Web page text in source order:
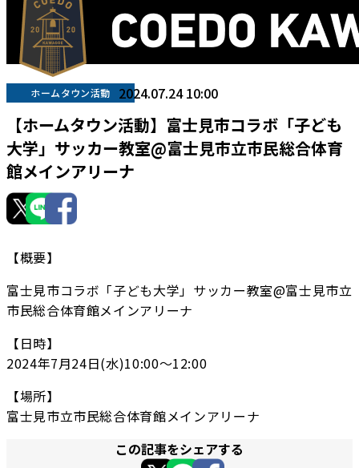
ホームタウン活動 2024.07.24 10:00
【ホームタウン活動】富士見市コラボ「子ども
大学」サッカー教室@富士見市立市民総合体育
館メインアリーナ
【概要】
富士見市コラボ「子ども大学」サッカー教室@富士見市立
市民総合体育館メインアリーナ
【日時】
2024年7月24日(水)10:00〜12:00
【場所】
富士見市立市民総合体育館メインアリーナ
この記事をシェアする